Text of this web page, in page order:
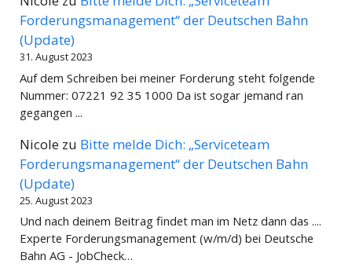
Forderungsmanagement“ der Deutschen Bahn
(Update)
31. August 2023
Auf dem Schreiben bei meiner Forderung steht folgende
Nummer: 07221 92 35 1000 Da ist sogar jemand ran
gegangen ...
Nicole zu Bitte melde Dich: „Serviceteam
Forderungsmanagement“ der Deutschen Bahn
(Update)
25. August 2023
Und nach deinem Beitrag findet man im Netz dann das ....
Experte Forderungsmanagement (w/m/d) bei Deutsche
Bahn AG - JobCheck…